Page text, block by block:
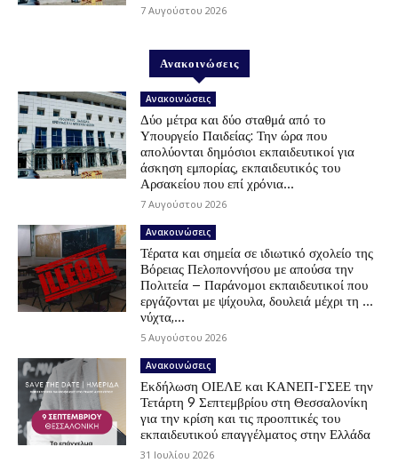
7 Αυγούστου 2026
Ανακοινώσεις
Ανακοινώσεις
Δύο μέτρα και δύο σταθμά από το
Υπουργείο Παιδείας: Την ώρα που
απολύονται δημόσιοι εκπαιδευτικοί για
άσκηση εμπορίας, εκπαιδευτικός του
Αρσακείου που επί χρόνια...
7 Αυγούστου 2026
Ανακοινώσεις
Τέρατα και σημεία σε ιδιωτικό σχολείο της
Βόρειας Πελοποννήσου με απούσα την
Πολιτεία – Παράνομοι εκπαιδευτικοί που
εργάζονται με ψίχουλα, δουλειά μέχρι τη …
νύχτα,...
5 Αυγούστου 2026
Ανακοινώσεις
Εκδήλωση ΟΙΕΛΕ και ΚΑΝΕΠ-ΓΣΕΕ την
Τετάρτη 9 Σεπτεμβρίου στη Θεσσαλονίκη
για την κρίση και τις προοπτικές του
εκπαιδευτικού επαγγέλματος στην Ελλάδα
31 Ιουλίου 2026